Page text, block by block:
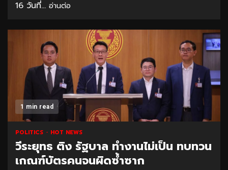
16 วันที่... อ่านต่อ
1 min read
POLITICS HOT NEWS
วีระยุทธ ติง รัฐบาล ทำงานไม่เป็น ทบทวน
เกณฑ์บัตรคนจนผิดซ้ำซาก